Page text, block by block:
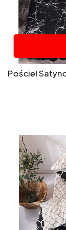
Pościel